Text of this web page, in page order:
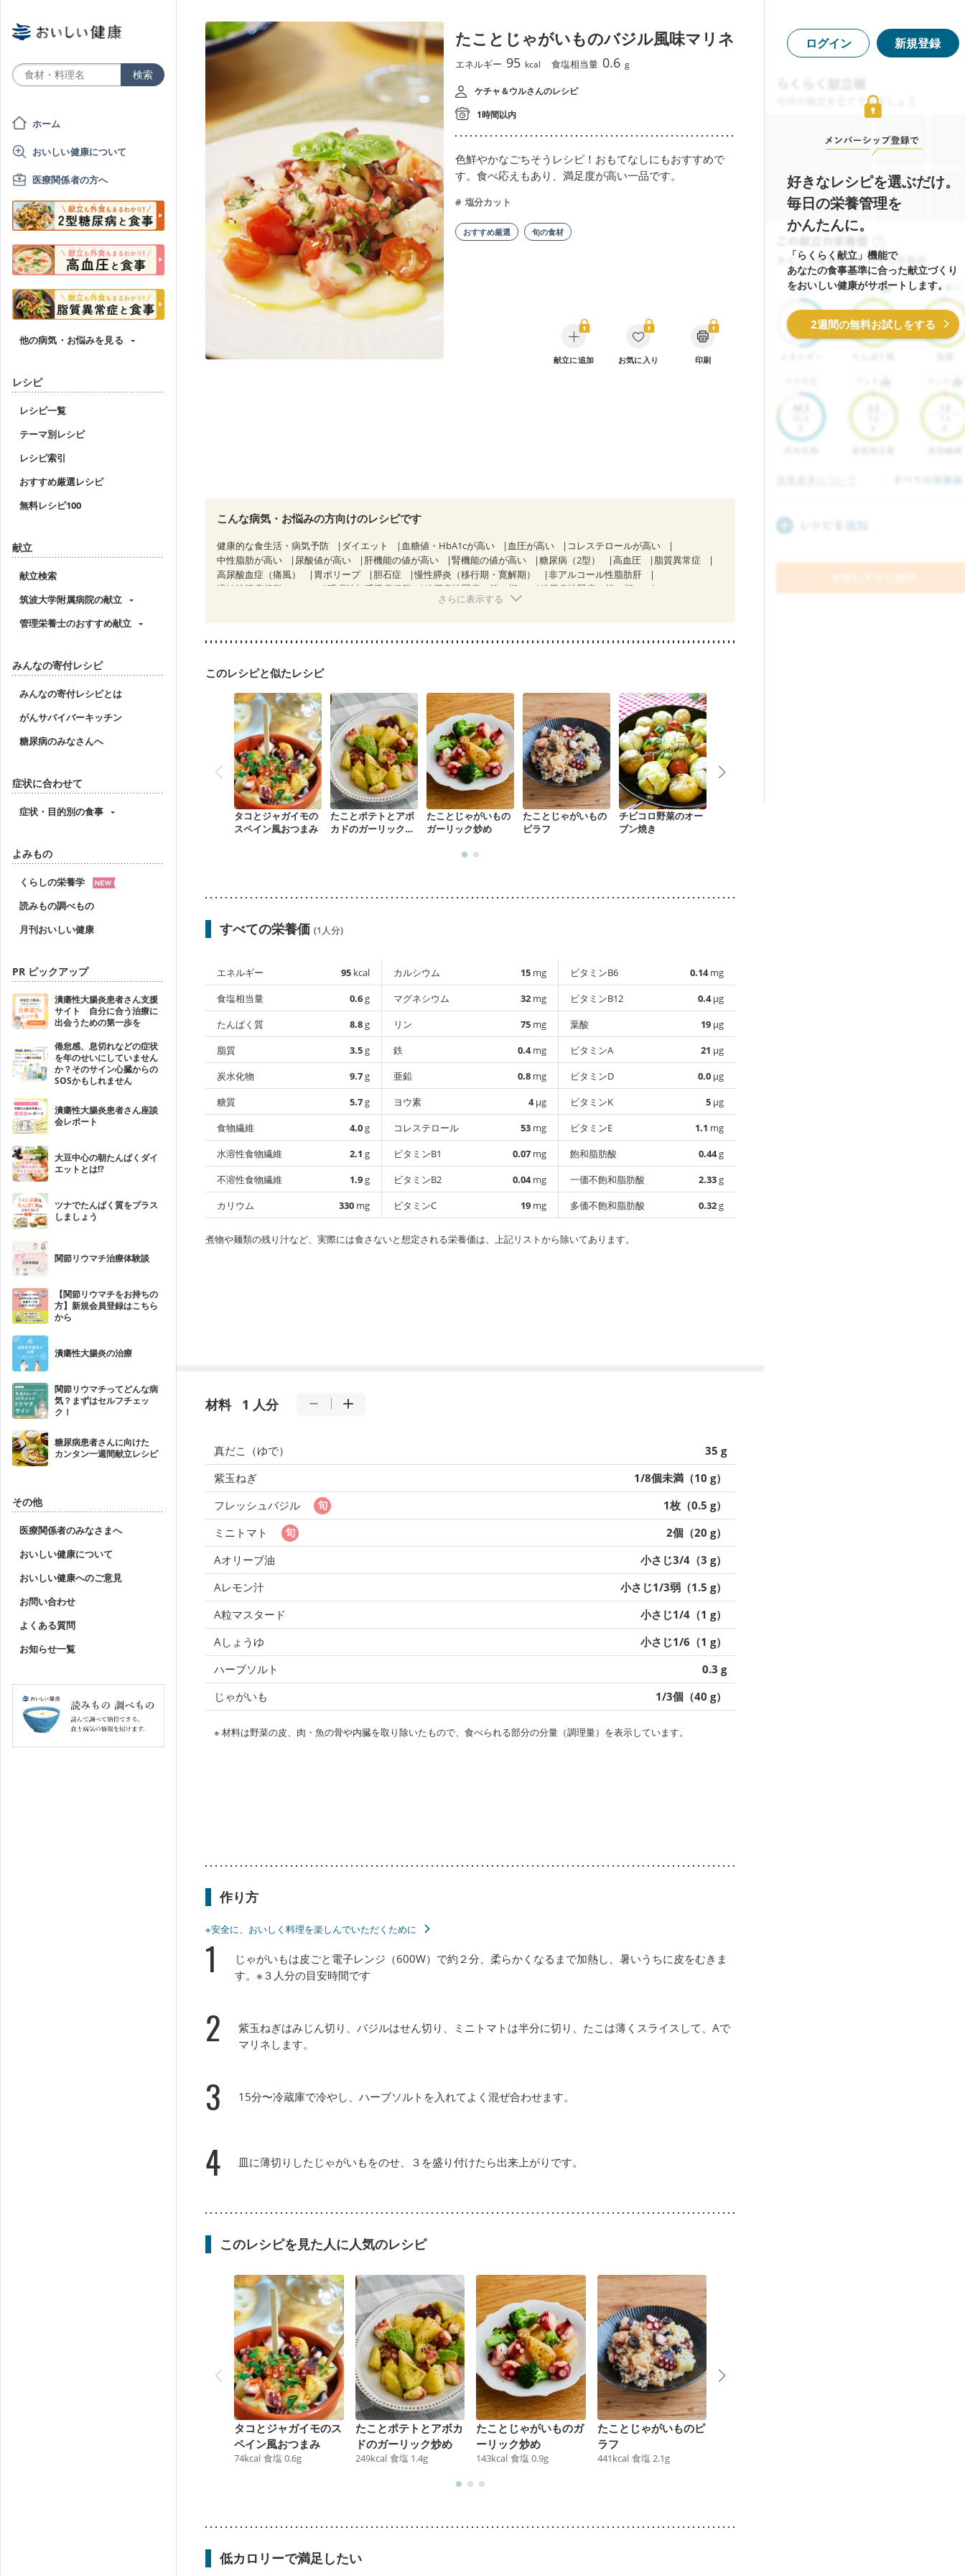
ホーム
おいしい健康について
医療関係者の方へ
他の病気・お悩みを見る
レシピ
レシピ一覧
テーマ別レシピ
レシピ索引
おすすめ厳選レシピ
無料レシピ100
献立
献立検索
筑波大学附属病院の献立
管理栄養士のおすすめ献立
みんなの寄付レシピ
みんなの寄付レシピとは
がんサバイバーキッチン
糖尿病のみなさんへ
症状に合わせて
症状・目的別の食事
よみもの
くらしの栄養学
読みもの調べもの
月刊おいしい健康
PR ピックアップ
潰瘍性大腸炎患者さん支援
サイト 自分に合う治療に
出会うための第一歩を
倦怠感、息切れなどの症状
を年のせいにしていません
か？そのサイン心臓からの
SOSかもしれません
潰瘍性大腸炎患者さん座談
会レポート
大豆中心の朝たんぱくダイ
エットとは!?
ツナでたんぱく質をプラス
しましょう
関節リウマチ治療体験談
【関節リウマチをお持ちの
方】新規会員登録はこちら
から
潰瘍性大腸炎の治療
関節リウマチってどんな病
気？まずはセルフチェッ
ク！
糖尿病患者さんに向けた
カンタン一週間献立レシピ
その他
医療関係者のみなさまへ
おいしい健康について
おいしい健康へのご意見
お問い合わせ
よくある質問
お知らせ一覧
たことじゃがいものバジル風味マリネ
エネルギー 95 kcal 食塩相当量 0.6 g
ケチャ＆ウルさんのレシピ
1時間以内
色鮮やかなごちそうレシピ！おもてなしにもおすすめで
す。食べ応えもあり、満足度が高い一品です。
塩分カット
おすすめ厳選 旬の食材
献立に追加 お気に入り 印刷
こんな病気・お悩みの方向けのレシピです
健康的な食生活・病気予防 ダイエット 血糖値・HbA1cが高い 血圧が高い
コレステロールが高い
中性脂肪が高い
尿酸値が高い 肝機能の値が高い 腎機能の値が高い 糖尿病（2型） 高血圧
脂質異常症
高尿酸血症（痛風）
胃ポリープ 胆石症 慢性膵炎（移行期・寛解期）
非アルコール性脂肪肝
過敏性腸症候群（IBS）
睡眠時無呼吸症候群 糖尿病性腎症（第１期）
糖尿病性腎症（第２期）
乳がん（抗がん剤治療中）
ニキビ・肌荒れ
妊活中 更年期
さらに表示する
このレシピと似たレシピ
タコとジャガイモの
スペイン風おつまみ
たことポテトとアボ
カドのガーリック炒
たことじゃがいもの
ガーリック炒め
たことじゃがいもの
ピラフ
チビコロ野菜のオー
ブン焼き
すべての栄養価 (1人分)
エネルギー 95 kcal
食塩相当量
0.6g
たんぱく質
8.8g
脂質
3.5g
炭水化物
9.7g
糖質
5.7g
食物繊維
4.0g
水溶性食物繊維
2.1 g
不溶性食物繊維
1.9g
カリウム
330 mg
カルシウム 15 mg
マグネシウム
32 mg
リン
75 mg
鉄
0.4mg
亜鉛
0.8 mg
ヨウ素
4µg
コレステロール
53 mg
ビタミンB1
0.07 mg
ビタミンB2
0.04mg
ビタミンC
19 mg
ビタミンB6 0.14mg
ビタミンB12
0.4µg
葉酸
19 µg
ビタミンA
21 µg
ビタミンD
0.0 µg
ビタミンK
5 µg
ビタミンE
1.1 mg
飽和脂肪酸
0.44g
一価不飽和脂肪酸
2.33g
多価不飽和脂肪酸
0.32g
煮物や麺類の残り汁など、実際には食さないと想定される栄養価は、上記リストから除いてあります。
材料 1 人分
真だこ（ゆで）
35 g
紫玉ねぎ
1/8個未満（10 g）
フレッシュバジル
1枚（0.5 g）
ミニトマト
2個（20 g）
Aオリーブ油
小さじ3/4（3 g）
Aレモン汁
小さじ1/3弱（1.5 g）
A粒マスタード
小さじ1/4（1 g）
Aしょうゆ
小さじ1/6（1 g）
ハーブソルト
0.3 g
じゃがいも
1/3個（40 g）
※ 材料は野菜の皮、肉・魚の骨や内臓を取り除いたもので、食べられる部分の分量（調理量）を表示しています。
作り方
※安全に、おいしく料理を楽しんでいただくために
1
じゃがいもは皮ごと電子レンジ（600W）で約２分、柔らかくなるまで加熱し、暑いうちに皮をむきま
す。※３人分の目安時間です
2
紫玉ねぎはみじん切り、バジルはせん切り、ミニトマトは半分に切り、たこは薄くスライスして、Aで
マリネします。
3 15分〜冷蔵庫で冷やし、ハーブソルトを入れてよく混ぜ合わせます。
4 皿に薄切りしたじゃがいもをのせ、３を盛り付けたら出来上がりです。
このレシピを見た人に人気のレシピ
タコとジャガイモのス
ペイン風おつまみ
74kcal 食塩 0.6g
たことポテトとアボカ
ドのガーリック炒め
249kcal 食塩 1.4g
たことじゃがいものガ
ーリック炒め
143kcal 食塩 0.9g
たことじゃがいものピ
ラフ
441kcal 食塩 2.1g
低カロリーで満足したい
ログイン 新規登録
好きなレシピを選ぶだけ。
毎日の栄養管理を
かんたんに。
「らくらく献立」機能で
あなたの食事基準に合った献立づくり
をおいしい健康がサポートします。
2週間の無料お試しをする